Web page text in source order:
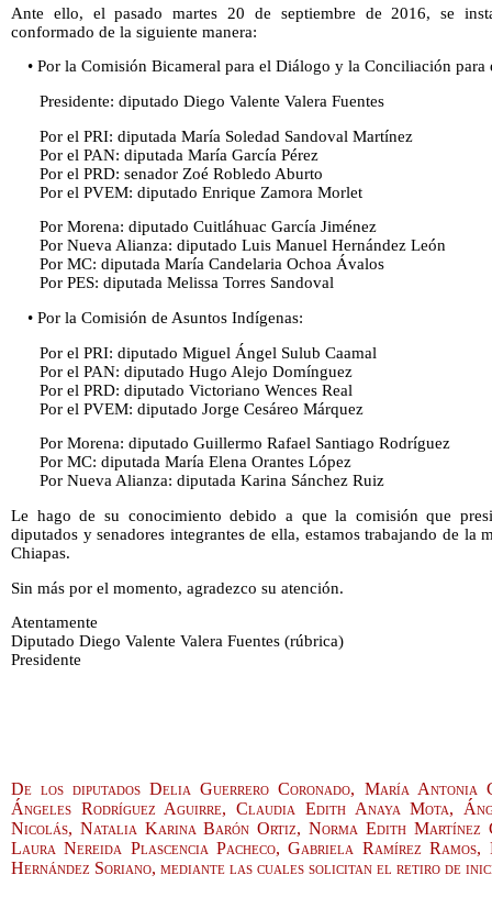
Ante ello, el pasado martes 20 de septiembre de 2016, se
conformado de la siguiente manera:
• Por la Comisión Bicameral para el Diálogo y la Conciliación para
Presidente: diputado Diego Valente Valera Fuentes
Por el PRI: diputada María Soledad Sandoval Martínez
Por el PAN: diputada María García Pérez
Por el PRD: senador Zoé Robledo Aburto
Por el PVEM: diputado Enrique Zamora Morlet
Por Morena: diputado Cuitláhuac García Jiménez
Por Nueva Alianza: diputado Luis Manuel Hernández León
Por MC: diputada María Candelaria Ochoa Ávalos
Por PES: diputada Melissa Torres Sandoval
• Por la Comisión de Asuntos Indígenas:
Por el PRI: diputado Miguel Ángel Sulub Caamal
Por el PAN: diputado Hugo Alejo Domínguez
Por el PRD: diputado Victoriano Wences Real
Por el PVEM: diputado Jorge Cesáreo Márquez
Por Morena: diputado Guillermo Rafael Santiago Rodríguez
Por MC: diputada María Elena Orantes López
Por Nueva Alianza: diputada Karina Sánchez Ruiz
Le hago de su conocimiento debido a que la comisión que
diputados y senadores integrantes de ella, estamos trabajando de
Chiapas.
Sin más por el momento, agradezco su atención.
Atentamente
Diputado Diego Valente Valera Fuentes (rúbrica)
Presidente
De los diputados Delia Guerrero Coronado, María Antonia
Ángeles Rodríguez Aguirre, Claudia Edith Anaya Mota,
Nicolás, Natalia Karina Barón Ortiz, Norma Edith Martínez
Laura Nereida Plascencia Pacheco, Gabriela Ramírez
Hernández Soriano, mediante las cuales solicitan el retiro de